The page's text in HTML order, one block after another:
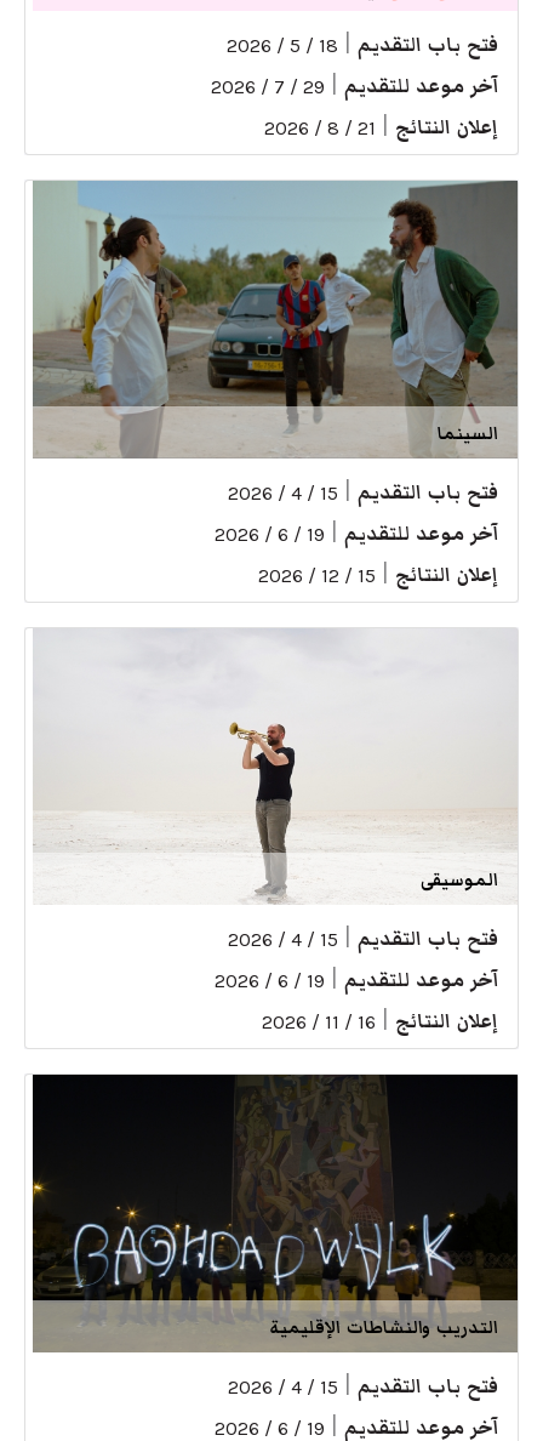
فتح باب التقديم 18 / 5 / 2026
آخر موعد للتقديم 29 / 7 / 2026
إعلان النتائج 21 / 8 / 2026
السينما
فتح باب التقديم 15 / 4 / 2026
آخر موعد للتقديم 19 / 6 / 2026
إعلان النتائج 15 / 12 / 2026
الموسيقى
فتح باب التقديم 15 / 4 / 2026
آخر موعد للتقديم 19 / 6 / 2026
إعلان النتائج 16 / 11 / 2026
التدريب والنشاطات الإقليمية
فتح باب التقديم 15 / 4 / 2026
آخر موعد للتقديم 19 / 6 / 2026